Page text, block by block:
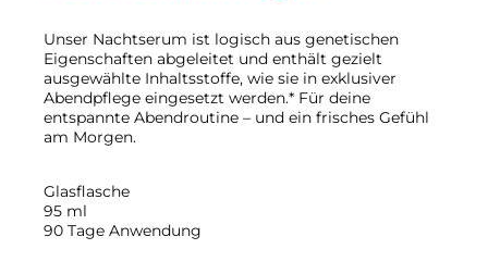
Unser Nachtserum ist logisch aus genetischen
Eigenschaften abgeleitet und enthält gezielt
ausgewählte Inhaltsstoffe, wie sie in exklusiver
Abendpflege eingesetzt werden.* Für deine
entspannte Abendroutine – und ein frisches Gefühl
am Morgen.
Glasflasche
95 ml
90 Tage Anwendung